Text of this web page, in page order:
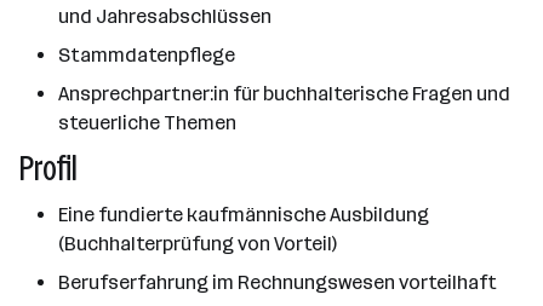
und Jahresabschlüssen
Stammdatenpflege
Ansprechpartner:in für buchhalterische Fragen und
steuerliche Themen
Profil
Eine fundierte kaufmännische Ausbildung
(Buchhalterprüfung von Vorteil)
Berufserfahrung im Rechnungswesen vorteilhaft